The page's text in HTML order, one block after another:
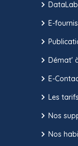
E-
Démat'
E-
Les
Nos
Nos